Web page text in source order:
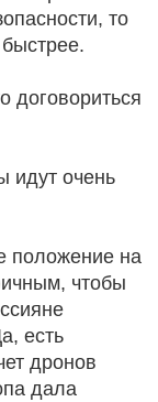
то
договориться
идут очень
положение на
чтобы
есть
дронов
дала